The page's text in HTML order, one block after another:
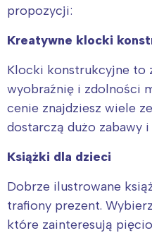
propozycji:
Kreatywne klocki
Klocki konstrukcyjne to
wyobraźnię i zdolności
cenie znajdziesz wiele
dostarczą dużo zabawy
Książki dla dzieci
Dobrze ilustrowane
trafiony prezent.
które zainteresują
Interesują
tego